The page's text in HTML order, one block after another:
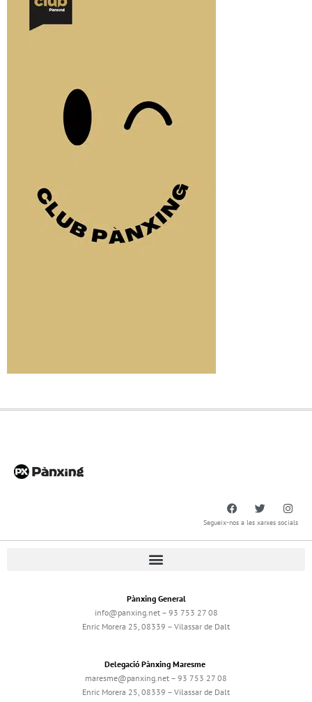
Segueix-nos a les xarxes socials
Pànxing General
info@panxing.net – 93 753 27 08
Enric Morera 25, 08339 – Vilassar de Dalt
Delegació Pànxing Maresme
maresme@panxing.net – 93 753 27 08
Enric Morera 25, 08339 – Vilassar de Dalt